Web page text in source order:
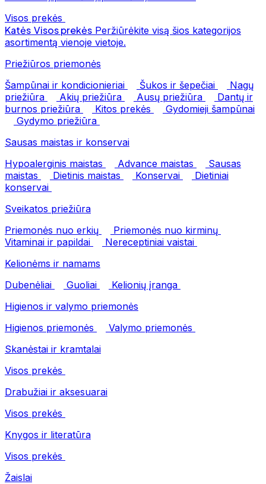
Visos prekės
Katės Visos prekės Peržiūrėkite visą šios kategorijos
asortimentą vienoje vietoje.
Priežiūros priemonės
Šampūnai ir kondicionieriai
Šukos ir šepečiai
Nagų
priežiūra
Akių priežiūra Ausų priežiūra
Dantų ir
burnos priežiūra
Kitos prekės
Gydomieji šampūnai
Gydymo priežiūra
Sausas maistas ir konservai
Hypoalerginis maistas
Advance maistas
Sausas
maistas
Dietinis maistas Konservai
Dietiniai
konservai
Sveikatos priežiūra
Priemonės nuo erkių
Priemonės nuo kirminų
Vitaminai ir papildai
Nereceptiniai vaistai
Kelionėms ir namams
Dubenėliai
Guoliai
Kelionių įranga
Higienos ir valymo priemonės
Higienos priemonės
Valymo priemonės
Skanėstai ir kramtalai
Visos prekės
Drabužiai ir aksesuarai
Visos prekės
Knygos ir literatūra
Visos prekės
Žaislai